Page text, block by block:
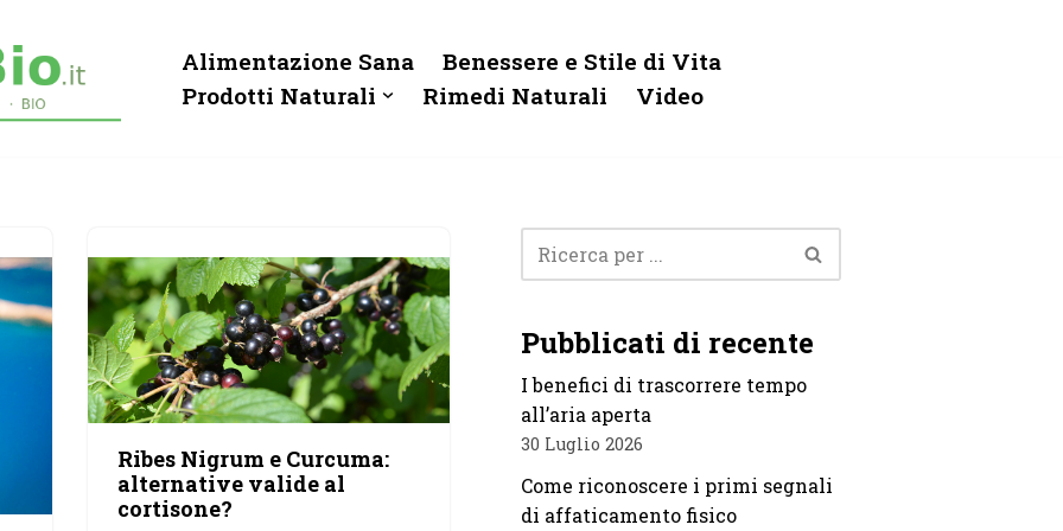
Alimentazione Sana
Benessere e Stile di Vita
Prodotti Naturali
Rimedi Naturali Video
Ribes Nigrum e Curcuma:
alternative valide al
cortisone?
Pubblicati di recente
I benefici di trascorrere tempo
all’aria aperta
30 Luglio 2026
Come riconoscere i primi segnali
di affaticamento fisico